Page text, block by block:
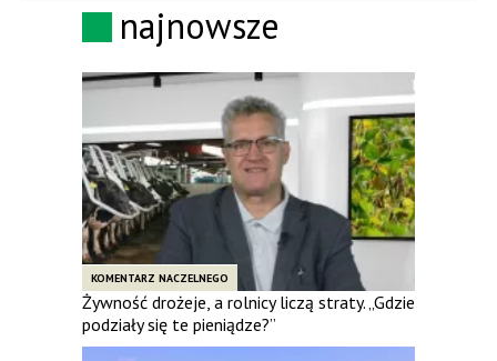
najnowsze
KOMENTARZ NACZELNEGO
Żywność drożeje, a rolnicy liczą straty. „Gdzie
podziały się te pieniądze?”